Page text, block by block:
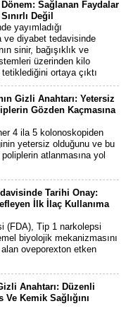
Sağlanan Faydalar
Değil
yayımladığı
ve diyabet tedavisinde
sinir, bağışıklık ve
üzerinden kilo
ortaya çıktı
Gizli Anahtarı: Yetersiz
Gözden Kaçmasına
4 ila 5 kolonoskopiden
yetersiz olduğunu ve bu
atlanmasına yol
Tarihi Onay:
İlk İlaç Kullanıma
(FDA), Tip 1 narkolepsi
biyolojik mekanizmasını
oveporexton etken
Anahtarı: Düzenli
Ve Kemik Sağlığını